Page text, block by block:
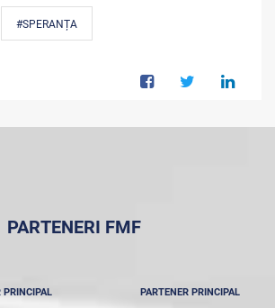
#SPERANȚA
PARTENERI FMF
PRINCIPAL PARTENER PRINCIPAL